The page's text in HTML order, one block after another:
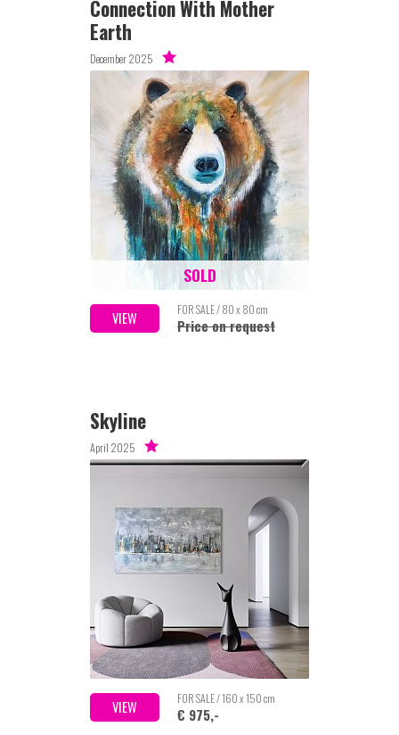
Connection With Mother
Earth
December 2025
VIEW FOR SALE / 80 x 80 cm
Price on request
SOLD
Skyline
April 2025
VIEW FOR SALE / 160 x 150 cm
€ 975,-